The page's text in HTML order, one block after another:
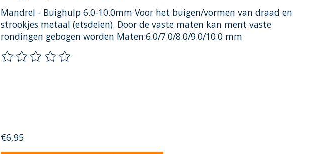
Mandrel - Buighulp 6.0-10.0mm Voor het buigen/vormen van draad en
strookjes metaal (etsdelen). Door de vaste maten kan ment vaste
rondingen gebogen worden Maten:6.0/7.0/8.0/9.0/10.0 mm
De beoordeling van dit product is
€6,95